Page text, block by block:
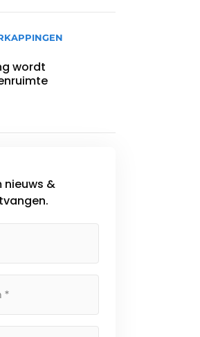
wordt
nieuws &